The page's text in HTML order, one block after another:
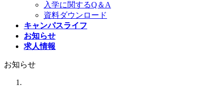
入学に関するQ＆A
資料ダウンロード
キャンパスライフ
お知らせ
求人情報
お知らせ